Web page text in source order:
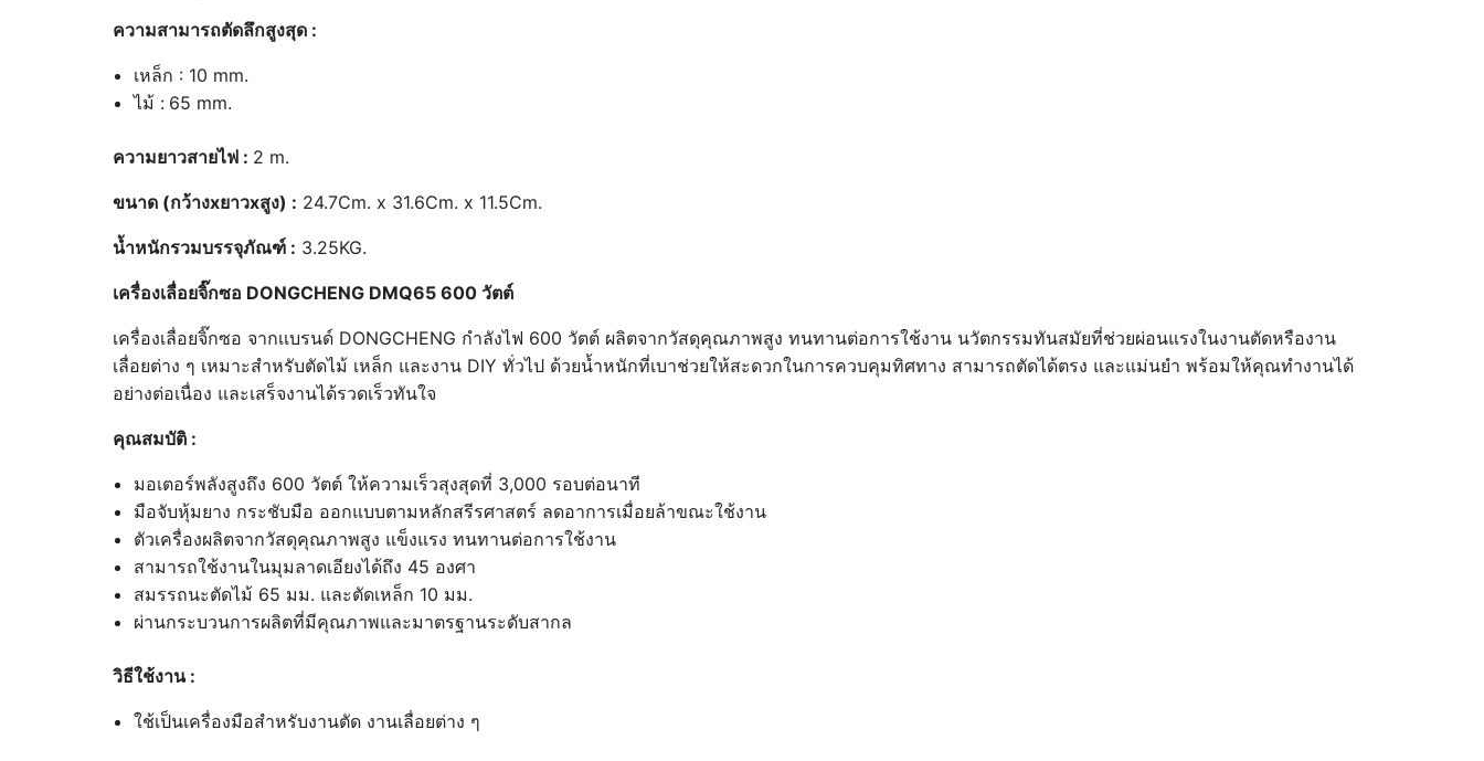
ความสามารถตัดลึกสูงสุด :
เหล็ก : 10 mm.
ไม้ : 65 mm.
ความยาวสายไฟ : 2 m.
ขนาด (กว้างxยาวxสูง) : 24.7Cm. x 31.6Cm. x 11.5Cm.
น้ำหนักรวมบรรจุภัณฑ์ : 3.25KG.
เครื่องเลื่อยจิ๊กซอ DONGCHENG DMQ65 600 วัตต์
เครื่องเลื่อยจิ๊กซอ จากเเบรนด์ DONGCHENG กำลังไฟ 600 วัตต์ ผลิตจากวัสดุคุณภาพสูง ทนทานต่อการใช้งาน นวัตกรรมทันสมัยที่ช่วยผ่อนแรงในงานตัดหรืองาน
เลื่อยต่าง ๆ เหมาะสำหรับตัดไม้ เหล็ก และงาน DIY ทั่วไป ด้วยน้ำหนักที่เบาช่วยให้สะดวกในการควบคุมทิศทาง สามารถตัดได้ตรง และแม่นยำ พร้อมให้คุณทำงานได้
อย่างต่อเนื่อง และเสร็จงานได้รวดเร็วทันใจ
คุณสมบัติ :
มอเตอร์พลังสูงถึง 600 วัตต์ ให้ความเร็วสุงสุดที่ 3,000 รอบต่อนาที
มือจับหุ้มยาง กระชับมือ ออกแบบตามหลักสรีรศาสตร์ ลดอาการเมื่อยล้าขณะใช้งาน
ตัวเครื่องผลิตจากวัสดุคุณภาพสูง แข็งแรง ทนทานต่อการใช้งาน
สามารถใช้งานในมุมลาดเอียงได้ถึง 45 องศา
สมรรถนะตัดไม้ 65 มม. และตัดเหล็ก 10 มม.
ผ่านกระบวนการผลิตที่มีคุณภาพและมาตรฐานระดับสากล
วิธีใช้งาน :
ใช้เป็นเครื่องมือสำหรับงานตัด งานเลื่อยต่าง ๆ